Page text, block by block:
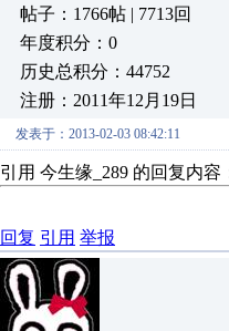
帖子：1766帖 | 7713回
年度积分：0
历史总积分：44752
注册：2011年12月19日
发表于：2013-02-03 08:42:11
引用 今生缘_289 的回复内容
回复 引用 举报